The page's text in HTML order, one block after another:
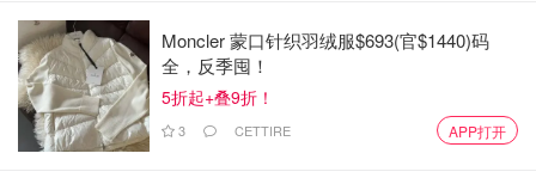
价格: $16 每人 起
购票网址
地址: 41905 Yale Rd. W, Chilliwack, BC
来源narcity封面 Greendale Acres
Moncler 蒙口针织羽绒服$693(官$1440)码
全，反季囤！
5折起+叠9折！
3 CETTIRE APP打开